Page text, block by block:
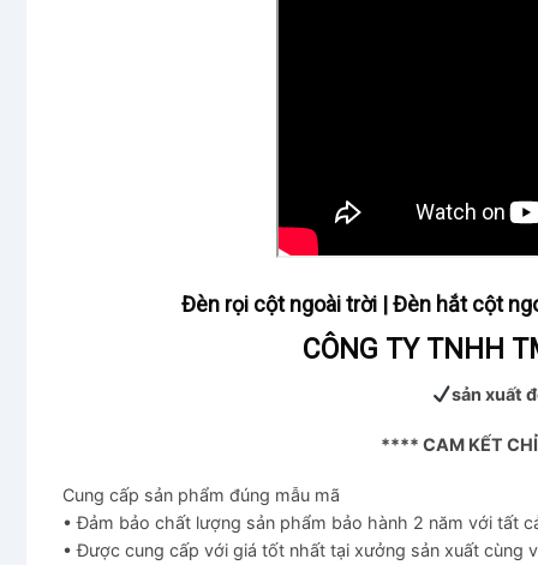
Đèn rọi cột ngoài trời | Đèn hắt cột
CÔNG TY TNHH
sản xuất
**** CAM KẾT
Cung cấp sản phẩm đúng mẫu mã
• Đảm bảo chất lượng sản phẩm bảo hành 2 năm với tất
• Được cung cấp với giá tốt nhất tại xưởng sản xuất cùng